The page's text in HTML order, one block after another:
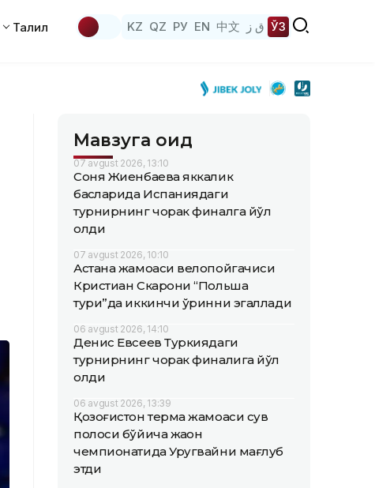
Таҳлил KZ QZ РУ EN 中文 ق ز ЎЗ
Мавзуга оид
07 avgust 2026, 13:10
Соня Жиенбаева яккалик
баҳсларида Испаниядаги
турнирнинг чорак финалга йўл
олди
07 avgust 2026, 10:10
Астана жамоаси велопойгачиси
Кристиан Скарони “Польша
тури”да иккинчи ўринни эгаллади
06 avgust 2026, 14:10
Денис Евсеев Туркиядаги
турнирнинг чорак финалига йўл
олди
06 avgust 2026, 13:39
Қозоғистон терма жамоаси сув
полоси бўйича жаҳон
чемпионатида Уругвайни мағлуб
этди